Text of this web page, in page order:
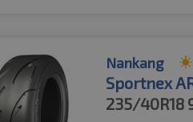
Nankang
Sportnex
235/40R18